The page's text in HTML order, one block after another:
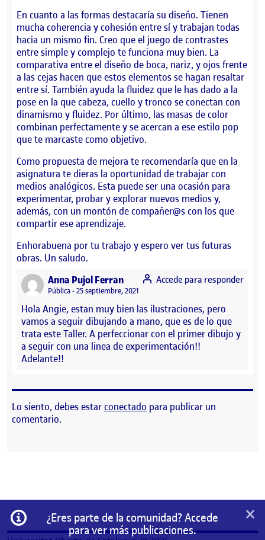
En cuanto a las formas destacaría su diseño. Tienen
mucha coherencia y cohesión entre sí y trabajan todas
hacia un mismo fin. Creo que el juego de contrastes
entre simple y complejo te funciona muy bien. La
comparativa entre el diseño de boca, nariz, y ojos frente
a las cejas hacen que estos elementos se hagan resaltar
entre sí. También ayuda la fluidez que le has dado a la
pose en la que cabeza, cuello y tronco se conectan con
dinamismo y fluidez. Por último, las masas de color
combinan perfectamente y se acercan a ese estilo pop
que te marcaste como objetivo.
Como propuesta de mejora te recomendaría que en la
asignatura te dieras la oportunidad de trabajar con
medios analógicos. Esta puede ser una ocasión para
experimentar, probar y explorar nuevos medios y,
además, con un montón de compañer@s con los que
compartir ese aprendizaje.
Enhorabuena por tu trabajo y espero ver tus futuras
obras. Un saludo.
Anna Pujol Ferransays:
Visibilidad:
Pública 25 septiembre, 2021
Hola Angie, estan muy bien las ilustraciones, pero
vamos a seguir dibujando a mano, que es de lo que
trata este Taller. A perfeccionar con el primer dibujo y
a seguir con una linea de experimentación!!
Adelante!!
Accede para responder
Lo siento, debes estarconectado para publicar un
comentario.
Información
¿Eres parte de la comunidad? Accede
para ver más publicaciones.
×